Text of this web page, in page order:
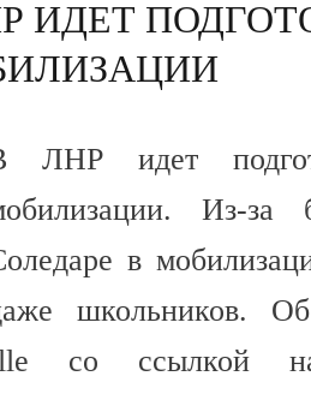
ИДЕТ
ЛНР идет
Из-
в
школьников.
со ссылкой